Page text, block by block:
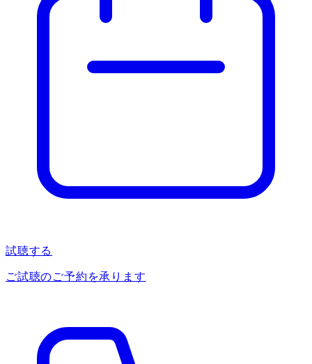
試聴する
ご試聴のご予約を承ります